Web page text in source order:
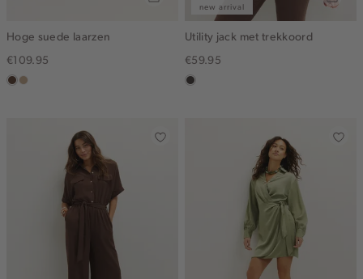
Hoge suede laarzen
€109.95
donkerbruin
zand
new arrival
Utility jack met trekkoord
€59.95
choco